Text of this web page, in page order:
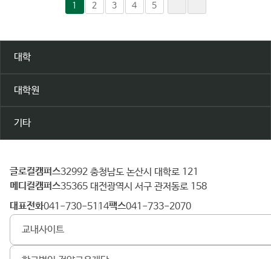
1 2 3 4 5
대학
대학원
기타
건
양
대
학
글로컬캠퍼스 32992 충청남도 논산시 대학로 121
메디컬캠퍼스 35365 대전광역시 서구 관저동로 158
대표전화 041-730-5114 팩스 041-733-2070
교내사이트